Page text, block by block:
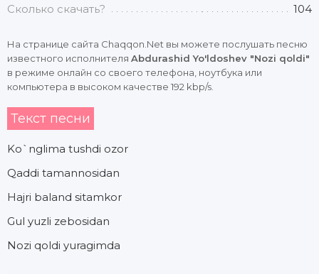
Сколько скачать? 104
На странице сайта Chaqqon.Net вы можете послушать песню
известного исполнителя Abdurashid Yo'ldoshev "Nozi qoldi"
в режиме онлайн со своего телефона, ноутбука или
компьютера в высоком качестве 192 kbp/s.
Текст песни
Ko`nglima tushdi ozor
Qaddi tamannosidan
Hajri baland sitamkor
Gul yuzli zebosidan
Nozi qoldi yuragimda